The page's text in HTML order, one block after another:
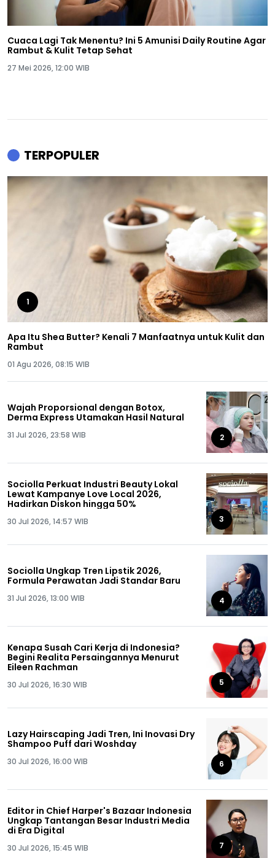
Cuaca Lagi Tak Menentu? Ini 5 Amunisi Daily Routine Agar
Rambut & Kulit Tetap Sehat
27 Mei 2026, 12:00 WIB
TERPOPULER
1
Apa Itu Shea Butter? Kenali 7 Manfaatnya untuk Kulit dan
Rambut
01 Agu 2026, 08:15 WIB
Wajah Proporsional dengan Botox,
Derma Express Utamakan Hasil Natural
31 Jul 2026, 23:58 WIB 2
Sociolla Perkuat Industri Beauty Lokal
Lewat Kampanye Love Local 2026,
Hadirkan Diskon hingga 50%
30 Jul 2026, 14:57 WIB 3
Sociolla Ungkap Tren Lipstik 2026,
Formula Perawatan Jadi Standar Baru
31 Jul 2026, 13:00 WIB 4
Kenapa Susah Cari Kerja di Indonesia?
Begini Realita Persaingannya Menurut
Eileen Rachman
30 Jul 2026, 16:30 WIB 5
Lazy Hairscaping Jadi Tren, Ini Inovasi Dry
Shampoo Puff dari Woshday
30 Jul 2026, 16:00 WIB 6
Editor in Chief Harper's Bazaar Indonesia
Ungkap Tantangan Besar Industri Media
di Era Digital
30 Jul 2026, 15:45 WIB 7